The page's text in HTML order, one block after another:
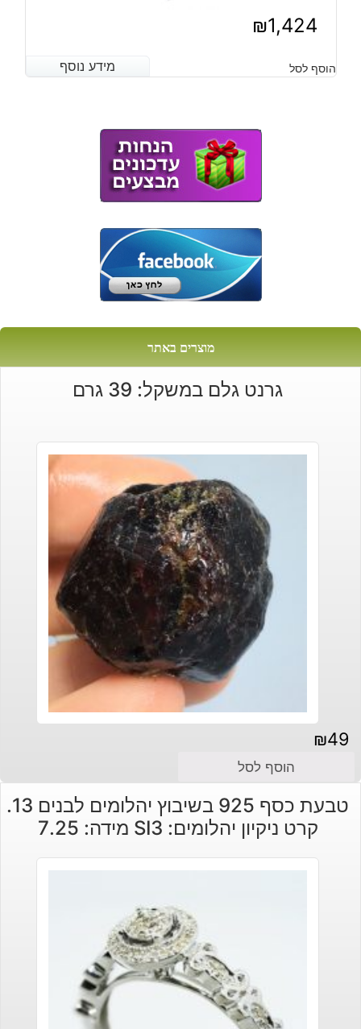
₪1,424
מידע נוסף הוסף לסל מידע נוסף
מוצרים באתר
גרנט גלם במשקל: 39 גרם
₪49
הוסף לסל
טבעת כסף 925 בשיבוץ יהלומים לבנים 13.
קרט ניקיון יהלומים: SI3 מידה: 7.25